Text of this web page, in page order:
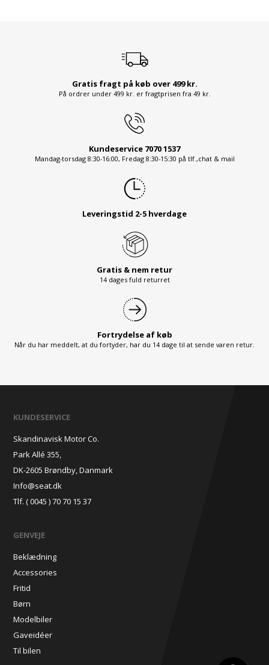
Gratis fragt på køb over 499 kr.
På ordrer under 499 kr. er fragtprisen fra 49 kr.
Kundeservice 7070 1537
Mandag-torsdag 8:30-16:00, Fredag 8:30-15:30 på tlf.,chat & mail
Leveringstid 2-5 hverdage
Gratis & nem retur
14 dages fuld returret
Fortrydelse af køb
Når du har meddelt, at du fortyder, har du 14 dage til at sende varen retur.
KUNDESERVICE
Skandinavisk Motor Co.
Park Allé 355,
DK-2605 Brøndby, Danmark
Info@seat.dk
Tlf. ( 0045 ) 70 70 15 37
GENVEJE
Beklædning
Accessories
Fritid
Børn
Modelbiler
Gaveidéer
Til bilen